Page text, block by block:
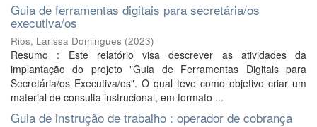
Guia de ferramentas digitais para secretária/os
executiva/os
Rios, Larissa Domingues (2023)
Resumo : Este relatório visa descrever as atividades da
implantação do projeto "Guia de Ferramentas Digitais para
Secretária/os Executiva/os". O qual teve como objetivo criar um
material de consulta instrucional, em formato ...
Guia de instrução de trabalho : operador de cobrança